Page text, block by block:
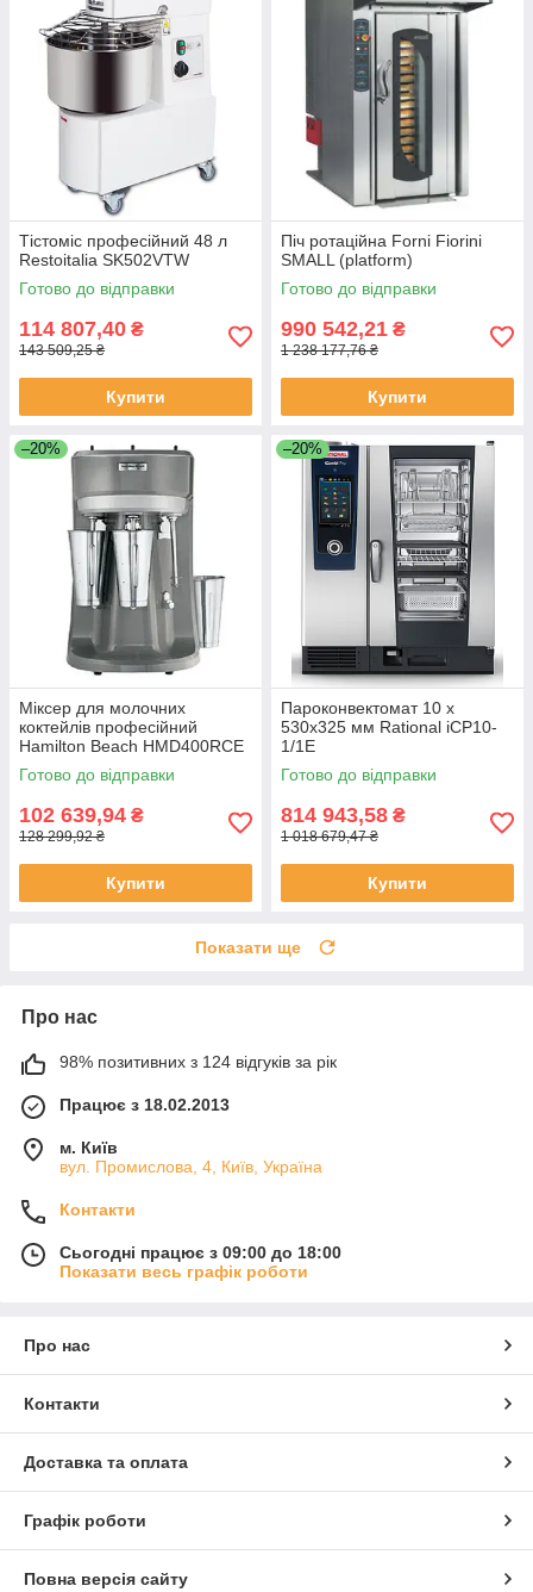
Тістоміс професійний 48 л
Restoitalia SK502VTW
Готово до відправки
114 807,40 ₴
143 509,25 ₴
Купити
Піч ротаційна Forni Fiorini
SMALL (platform)
Готово до відправки
990 542,21 ₴
1 238 177,76 ₴
Купити
–20%
Міксер для молочних
коктейлів професійний
Hamilton Beach HMD400RCE
Готово до відправки
102 639,94 ₴
128 299,92 ₴
Купити
–20%
Пароконвектомат 10 х
530х325 мм Rational iCP10-
1/1E
Готово до відправки
814 943,58 ₴
1 018 679,47 ₴
Купити
Показати ще
Про нас
98% позитивних з 124 відгуків за рік
Працює з 18.02.2013
м. Київ
вул. Промислова, 4, Київ, Україна
Контакти
Сьогодні працює з 09:00 до 18:00
Показати весь графік роботи
Про нас
Контакти
Доставка та оплата
Графік роботи
Повна версія сайту